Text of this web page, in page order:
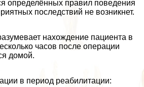
определённых правил поведения
последствий не возникнет.
нахождение пациента в
часов после операции
домой.
в период реабилитации: